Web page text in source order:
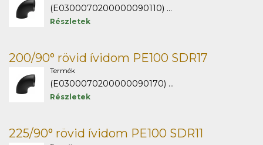
(E0300070200000090110) ...
Részletek
200/90° rövid ívidom PE100 SDR17
Termék
(E0300070200000090170) ...
Részletek
225/90° rövid ívidom PE100 SDR11